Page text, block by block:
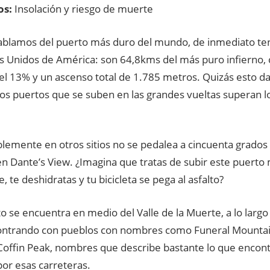
Insolación y riesgo de muerte
del puerto más duro del mundo, de inmediato
Unidos de América: son 64,8kms del más puro
13% y un ascenso total de 1.785 metros. Quizás esto
puertos que se suben en las grandes vueltas superan
en otros sitios no se pedalea a cincuenta
Dante’s View. ¿Imagina que tratas de subir este
te deshidratas y tu bicicleta se pega al asfalto?
se encuentra en medio del Valle de la Muerte, a lo
con pueblos con nombres como Funeral
Peak, nombres que describe bastante lo que
esas carreteras.